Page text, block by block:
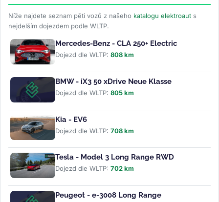
Níže najdete seznam pěti vozů z našeho katalogu elektroaut s
nejdelším dojezdem podle WLTP.
Mercedes-Benz - CLA 250+ Electric
Dojezd dle WLTP: 808 km
BMW - iX3 50 xDrive Neue Klasse
Dojezd dle WLTP: 805 km
Kia - EV6
Dojezd dle WLTP: 708 km
Tesla - Model 3 Long Range RWD
Dojezd dle WLTP: 702 km
Peugeot - e-3008 Long Range